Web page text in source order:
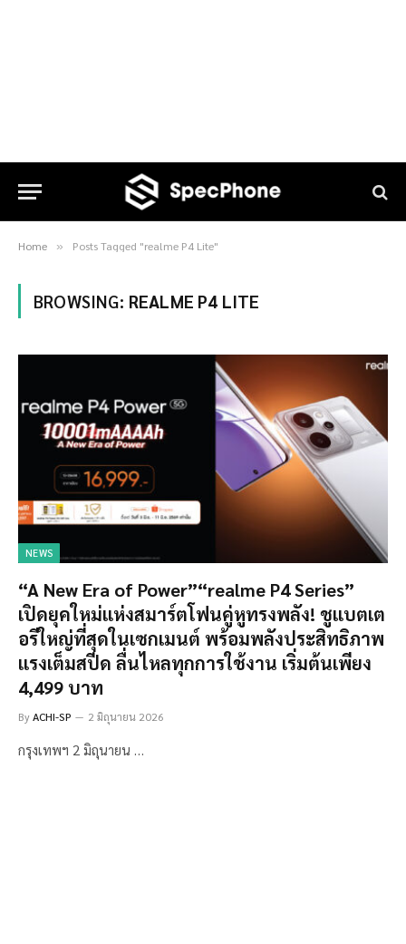
Home » Posts Tagged "realme P4 Lite"
BROWSING: REALME P4 LITE
NEWS
“A New Era of Power”“realme P4 Series”
เปิดยุคใหม่แห่งสมาร์ตโฟนคู่หูทรงพลัง! ชูแบตเต
อรีใหญ่ที่สุดในเซกเมนต์ พร้อมพลังประสิทธิภาพ
แรงเต็มสปีด ลื่นไหลทุกการใช้งาน เริ่มต้นเพียง
4,499 บาท
ByACHI-SP 2 มิถุนายน 2026
กรุงเทพฯ 2 มิถุนายน …